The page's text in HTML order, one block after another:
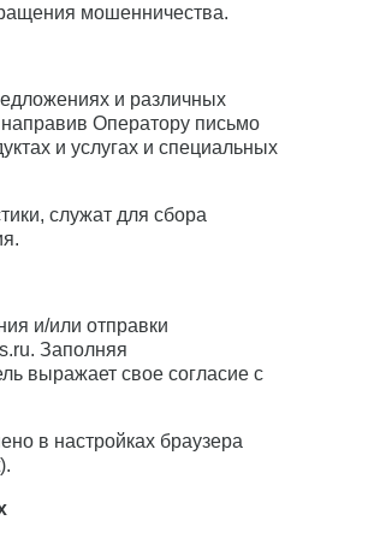
мошенничества.
и различных
Оператору письмо
и услугах и специальных
служат для сбора
и/или отправки
Заполняя
выражает свое согласие с
в настройках браузера